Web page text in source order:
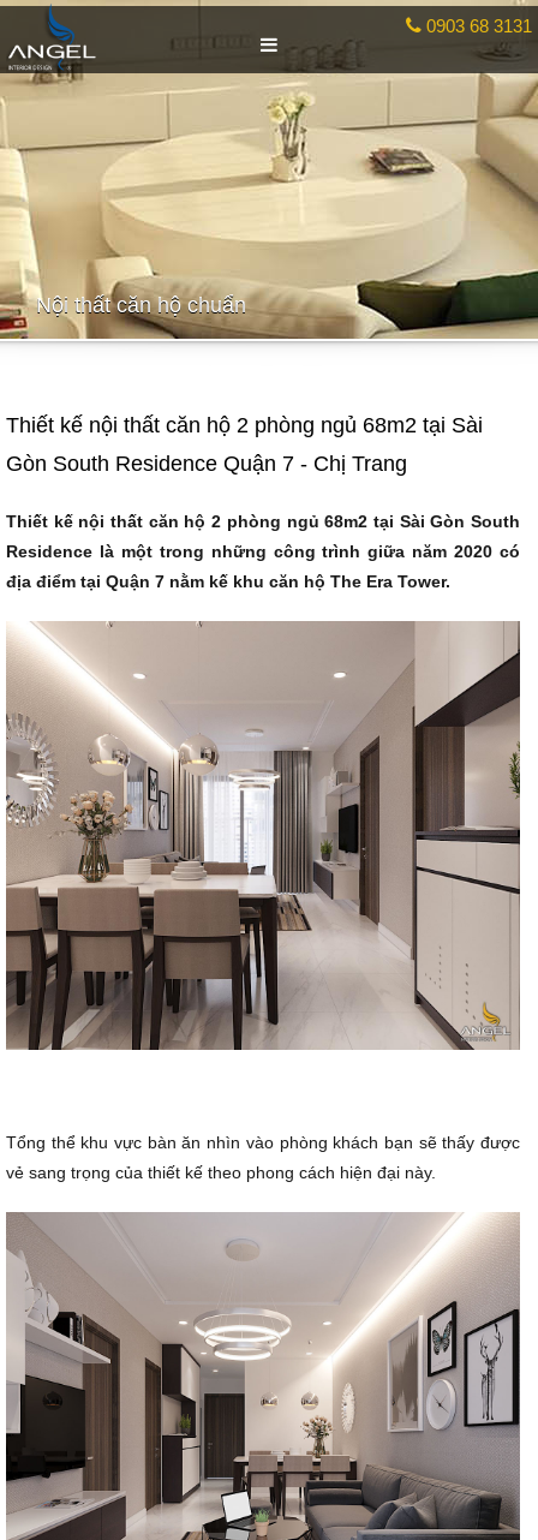
0903 68 3131
Nội thất căn hộ chuẩn
Thiết kế nội thất căn hộ 2 phòng ngủ 68m2 tại Sài
Gòn South Residence Quận 7 - Chị Trang
Thiết kế nội thất căn hộ 2 phòng ngủ 68m2 tại Sài Gòn South
Residence là một trong những công trình giữa năm 2020 có
địa điểm tại Quận 7 nằm kế khu căn hộ The Era Tower.
Tổng thể khu vực bàn ăn nhìn vào phòng khách bạn sẽ thấy được
vẻ sang trọng của thiết kế theo phong cách hiện đại này.